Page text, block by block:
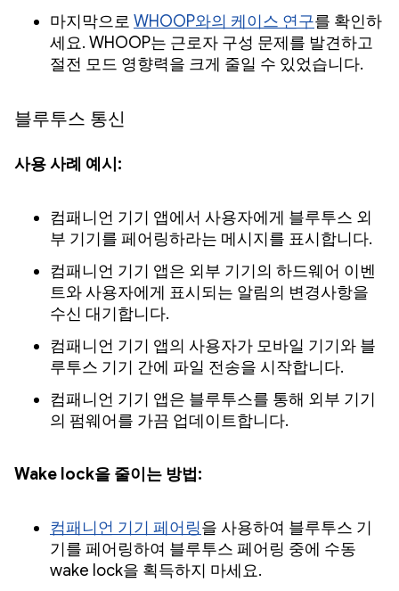
마지막으로 WHOOP와의 케이스 연구를 확인하
세요. WHOOP는 근로자 구성 문제를 발견하고
절전 모드 영향력을 크게 줄일 수 있었습니다.
블루투스 통신
사용 사례 예시:
컴패니언 기기 앱에서 사용자에게 블루투스 외
부 기기를 페어링하라는 메시지를 표시합니다.
컴패니언 기기 앱은 외부 기기의 하드웨어 이벤
트와 사용자에게 표시되는 알림의 변경사항을
수신 대기합니다.
컴패니언 기기 앱의 사용자가 모바일 기기와 블
루투스 기기 간에 파일 전송을 시작합니다.
컴패니언 기기 앱은 블루투스를 통해 외부 기기
의 펌웨어를 가끔 업데이트합니다.
Wake lock을 줄이는 방법:
컴패니언 기기 페어링을 사용하여 블루투스 기
기를 페어링하여 블루투스 페어링 중에 수동
wake lock을 획득하지 마세요.